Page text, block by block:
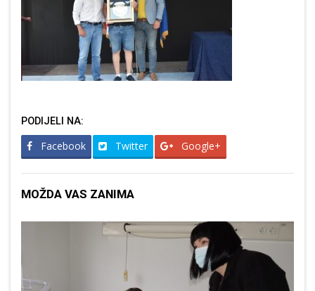
PODIJELI NA:
Facebook Twitter Google+
MOŽDA VAS ZANIMA